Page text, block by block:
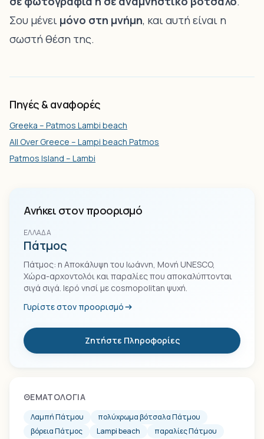
Σου μένει μόνο στη μνήμη, και αυτή είναι η
σωστή θέση της.
Πηγές & αναφορές
Greeka – Patmos Lambi beach
All Over Greece – Lampi beach Patmos
Patmos Island – Lambi
Ανήκει στον προορισμό
ΕΛΛΆΔΑ
Πάτμος
Πάτμος: η Αποκάλυψη του Ιωάννη, Μονή UNESCO,
Χώρα-αρχοντολόι και παραλίες που αποκαλύπτονται
σιγά σιγά. Ιερό νησί με cosmopolitan ψυχή.
Γυρίστε στον προορισμό
Ζητήστε Πληροφορίες
ΘΕΜΑΤΟΛΟΓΊΑ
Λαμπή Πάτμου
πολύχρωμα βότσαλα Πάτμου
βόρεια Πάτμος
Lampi beach παραλίες Πάτμου